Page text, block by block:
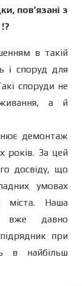
пов’язані з
в такій
і споруд для
споруди не
а й
демонтаж
років. За цей
досвіду, що
умовах
міста. Наша
вже давно
при
в найбільш